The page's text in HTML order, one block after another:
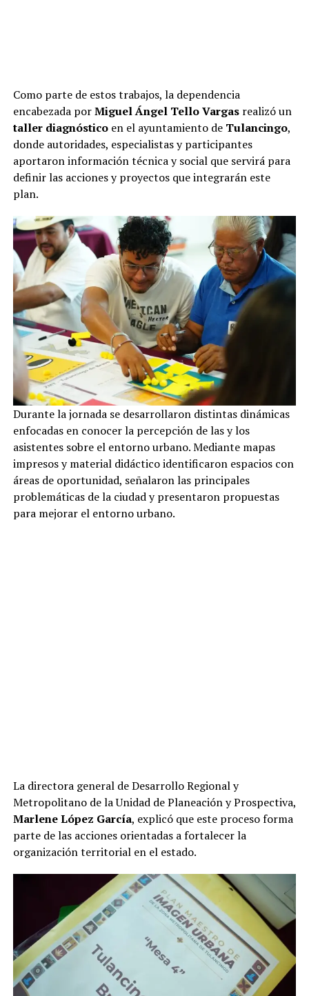
Como parte de estos trabajos, la dependencia
encabezada porMiguel Ángel Tello Vargasrealizó un
taller diagnósticoen el ayuntamiento de Tulancingo,
donde autoridades, especialistas y participantes
aportaron información técnica y social que servirá para
definir las acciones y proyectos que integrarán este
plan.
Durante la jornada se desarrollaron distintas dinámicas
enfocadas en conocer la percepción de las y los
asistentes sobre el entorno urbano. Mediante mapas
impresos y material didáctico identificaron espacios con
áreas de oportunidad, señalaron las principales
problemáticas de la ciudad y presentaron propuestas
para mejorar el entorno urbano.
La directora general de Desarrollo Regional y
Metropolitano de la Unidad de Planeación y Prospectiva,
Marlene López García, explicó que este proceso forma
parte de las acciones orientadas a fortalecer la
organización territorial en el estado.